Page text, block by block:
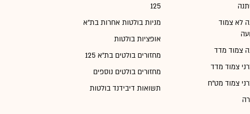
לא צמוד
צמוד מדד
צמוד מדד
צמוד מט"ח
125
מניות בולטות אחרות בת"א
אופציות בולטות
מחזורים בולטים בת"א 125
מחזורים בולטים נוספים
תשואות דיבידנד בולטות